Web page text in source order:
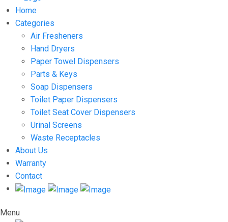
Home
Categories
Air Fresheners
Hand Dryers
Paper Towel Dispensers
Parts & Keys
Soap Dispensers
Toilet Paper Dispensers
Toilet Seat Cover Dispensers
Urinal Screens
Waste Receptacles
About Us
Warranty
Contact
Menu